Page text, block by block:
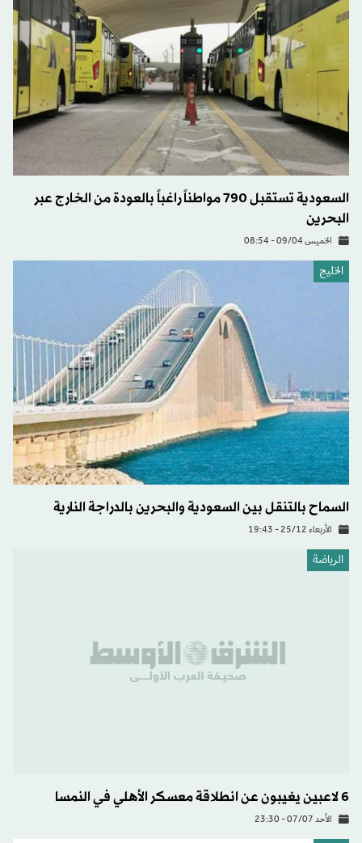
السعودية تستقبل 790 مواطناً راغباً بالعودة من الخارج عبر
البحرين
الخميس 09/04 - 08:54
الخليج
السماح بالتنقل بين السعودية والبحرين بالدراجة النارية
الأربعاء 25/12 - 19:43
الرياضة
6 لاعبين يغيبون عن انطلاقة معسكر الأهلي في النمسا
الأحد 07/07 - 23:30